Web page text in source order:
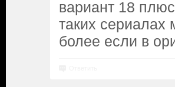
вариант 18
таких
более если в